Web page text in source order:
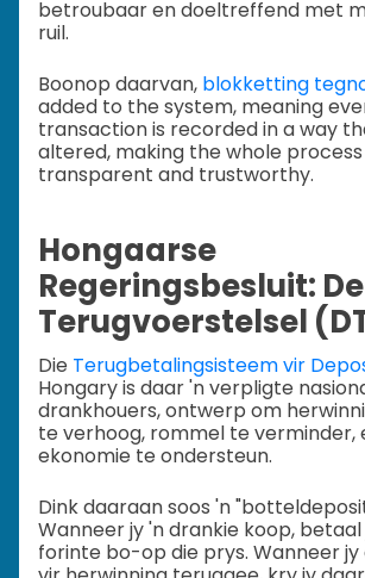
betroubaar en doeltreffend met
ruil.
Boonop daarvan, blokketting
added to the system, meaning
transaction is recorded in a way
altered, making the whole
transparent and trustworthy.
Hongaarse
Regeringsbesluit:
Terugvoerstelsel
Die Terugbetalingsisteem vir
Hongary is daar 'n verpligte
drankhouers, ontwerp om
te verhoog, rommel te verminder,
ekonomie te ondersteun.
Dink daaraan soos 'n
Wanneer jy 'n drankie koop,
forinte bo-op die prys. Wanneer jy